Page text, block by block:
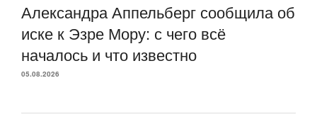
Александра Аппельберг сообщила об
иске к Эзре Мору: с чего всё
началось и что известно
05.08.2026